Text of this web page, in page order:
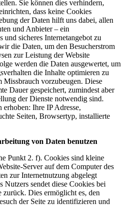
Sie können dies verhindern,
dass keine Cookies
der Daten hilft uns dabei, allen
und Anbieter – ein
und sicheres Internetangebot zu
die Daten, um den Besucherstrom
zur Leistung der Website
werden die Daten ausgewertet, um
die Inhalte optimieren zu
vorzubeugen. Diese
Dauer gespeichert, zumindest aber
der Dienste notwendig sind.
Ihre IP Adresse,
Seiten, Browsertyp, installierte
von Daten benutzen
Punkt 2. f). Cookies sind kleine
Server auf dem Computer des
zur Internetnutzung abgelegt
Nutzers sendet diese Cookies bei
zurück. Dies ermöglicht es, den
der Seite zu identifizieren und